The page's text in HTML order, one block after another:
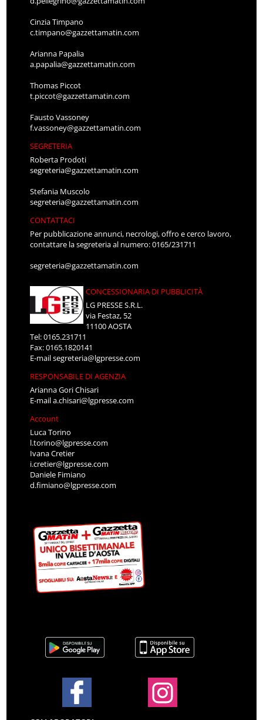
Cinzia Timpano
c.timpano@gazzettamatin.com
Arianna Papalia
a.papalia@gazzettamatin.com
Thomas Piccot
t.piccot@gazzettamatin.com
Fausto Vassoney
f.vassoney@gazzettamatin.com
SEGRETERIA
Roberta Prodoti
segreteria@gazzettamatin.com
Stefania Muscolo
segreteria@gazzettamatin.com
CONTATTACI
Per pubblicazione annunci, necrologi, offro e cerco lavoro,
contattare la segreteria al numero: 0165/231711
segreteria@gazzettamatin.com
CONCESSIONARIA DI PUBBLICITÀ
LG PRESSE S.R.L.
via Festaz, 52
11100 AOSTA
Tel: 0165.231711
Fax: 0165.1820141
E-mailsegreteria@lgpresse.com
RESPONSABILE DI AGENZIA
Arianna Gori Chisari
E-maila.chisari@lgpresse.com
Account
Luca Torino
l.torino@lgpresse.com
Ivana Cretier
i.cretier@lgpresse.com
Daniele Fimiano
d.fimiano@lgpresse.com